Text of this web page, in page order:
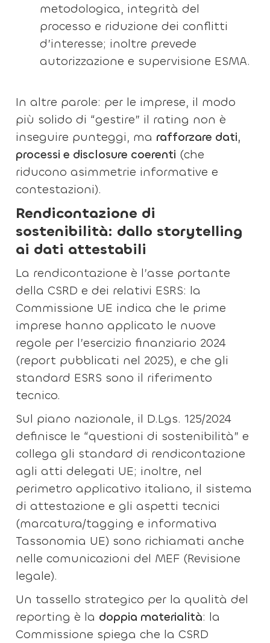
metodologica, integrità del
processo e riduzione dei conflitti
d’interesse; inoltre prevede
autorizzazione e supervisione ESMA.
In altre parole: per le imprese, il modo
più solido di “gestire” il rating non è
inseguire punteggi, ma rafforzare dati,
processi e disclosure coerenti (che
riducono asimmetrie informative e
contestazioni).
Rendicontazione di
sostenibilità: dallo storytelling
ai dati attestabili
La rendicontazione è l’asse portante
della CSRD e dei relativi ESRS: la
Commissione UE indica che le prime
imprese hanno applicato le nuove
regole per l’esercizio finanziario 2024
(report pubblicati nel 2025), e che gli
standard ESRS sono il riferimento
tecnico.
Sul piano nazionale, il D.Lgs. 125/2024
definisce le “questioni di sostenibilità” e
collega gli standard di rendicontazione
agli atti delegati UE; inoltre, nel
perimetro applicativo italiano, il sistema
di attestazione e gli aspetti tecnici
(marcatura/tagging e informativa
Tassonomia UE) sono richiamati anche
nelle comunicazioni del MEF (Revisione
legale).
Un tassello strategico per la qualità del
reporting è la doppia materialità: la
Commissione spiega che la CSRD